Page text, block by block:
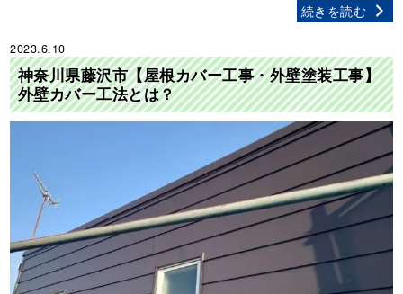
続きを読む
2023.6.10
神奈川県藤沢市【屋根カバー工事・外壁塗装工事】
外壁カバー工法とは？